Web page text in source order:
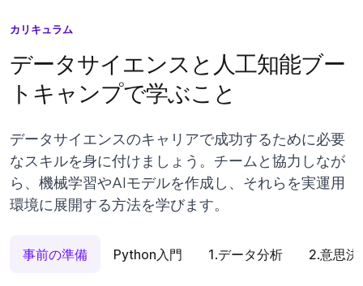
カリキュラム
データサイエンスと人工知能ブー
トキャンプで学ぶこと
データサイエンスのキャリアで成功するために必要
なスキルを身に付けましょう。チームと協力しなが
ら、機械学習やAIモデルを作成し、それらを実運用
環境に展開する方法を学びます。
事前の準備 Python入門 1.データ分析 2.意思決